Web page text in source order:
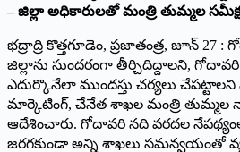
– జిల్లా అధికారులతో మంత్రి తుమ్మల సమీక్ష
భద్రాద్రి కొత్తగూడెం, ప్రజాతంత్ర, జూన్ 27
జిల్లాను సుందరంగా తీర్చిదిద్దాలని,
ఎదుర్కొనేలా ముందస్తు చర్యలు
మార్కెటింగ్, చేనేత శాఖల మంత్రి తుమ్మల
ఆదేశించారు. గోదావరి నది వరదల నేపథ్యంలో
జరగకుండా అన్ని శాఖలు సమన్వయంతో